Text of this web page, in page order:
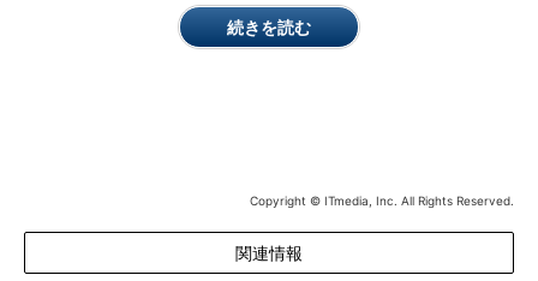
ら8週間以内に適用条件を満たした受講者に、受講料を全額キャ
ッシュバックする。対象は受講期間8週間以上のコース。キャッ
続きを読む
Copyright © ITmedia, Inc. All Rights Reserved.
関連情報